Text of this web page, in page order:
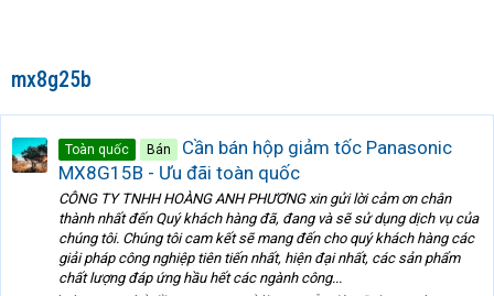
mx8g25b
Toàn quốc Bán
Cần bán hộp giảm tốc Panasonic
MX8G15B - Ưu đãi toàn quốc
CÔNG TY TNHH HOÀNG ANH PHƯƠNG xin gửi lời cảm ơn chân
thành nhất đến Quý khách hàng đã, đang và sẽ sử dụng dịch vụ của
chúng tôi. Chúng tôi cam kết sẽ mang đến cho quý khách hàng các
giải pháp công nghiệp tiên tiến nhất, hiện đại nhất, các sản phẩm
chất lượng đáp ứng hầu hết các ngành công...